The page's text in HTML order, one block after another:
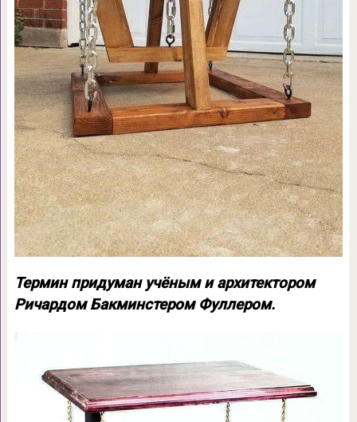
Термин придуман учёным и архитектором
Ричардом Бакминстером Фуллером.